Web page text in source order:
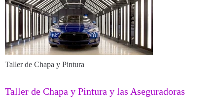
Taller de Chapa y Pintura
Taller de Chapa y Pintura y las Aseguradoras